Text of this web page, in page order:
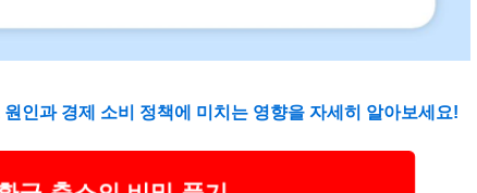
인과 경제 소비 정책에 미치는 영향을 자세히 알아보세요!